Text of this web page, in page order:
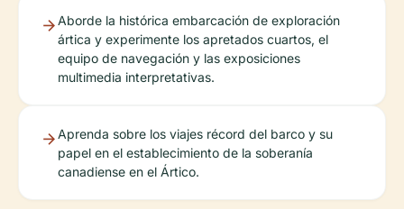
Aborde la histórica embarcación de exploración
ártica y experimente los apretados cuartos, el
equipo de navegación y las exposiciones
multimedia interpretativas.
Aprenda sobre los viajes récord del barco y su
papel en el establecimiento de la soberanía
canadiense en el Ártico.